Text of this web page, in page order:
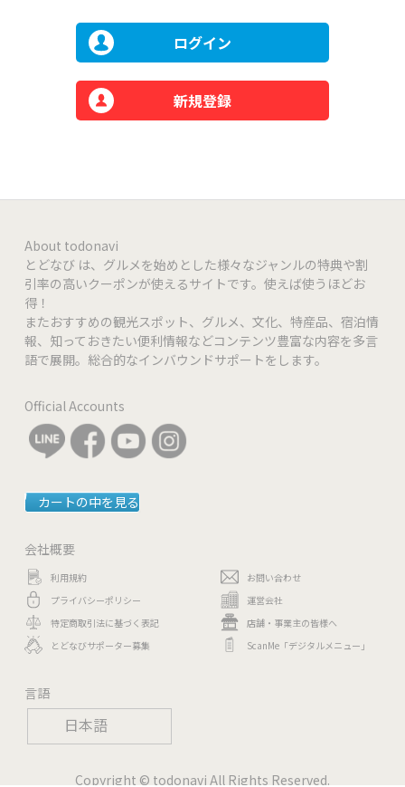
日本語
ログイン
新規登録
About todonavi
とどなび は、グルメを始めとした様々なジャンルの特典や割
引率の高いクーポンが使えるサイトです。使えば使うほどお
得！
またおすすめの観光スポット、グルメ、文化、特産品、宿泊情
報、知っておきたい便利情報などコンテンツ豊富な内容を多言
語で展開。総合的なインバウンドサポートをします。
Official Accounts
カートの中を見る
会社概要
利用規約
プライバシーポリシー
特定商取引法に基づく表記
とどなびサポーター募集
お問い合わせ
運営会社
店舗・事業主の皆様へ
ScanMe「デジタルメニュー」
言語
Copyright © todonavi All Rights Reserved.